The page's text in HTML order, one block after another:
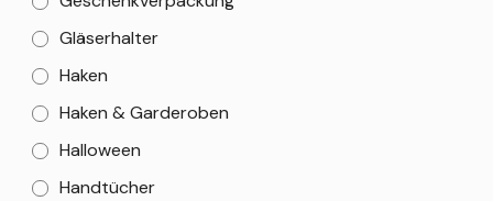
Gläserhalter
Haken
Haken & Garderoben
Halloween
Handtücher